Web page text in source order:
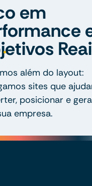
em
além do layout:
sites que
posicionar e
empresa.